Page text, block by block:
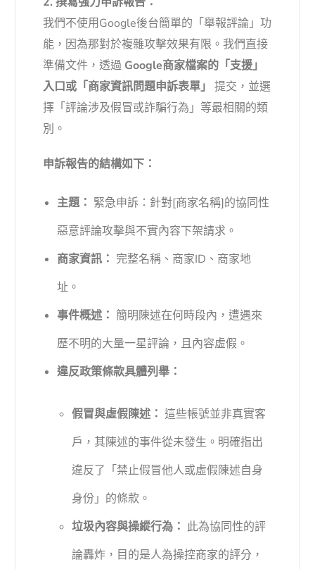
我們不使用Google後台簡單的「舉報評論」功
能，因為那對於複雜攻擊效果有限。我們直接
準備文件，透過 Google商家檔案的「支援」
入口或「商家資訊問題申訴表單」 提交，並選
擇「評論涉及假冒或詐騙行為」等最相關的類
別。
申訴報告的結構如下：
主題： 緊急申訴：針對[商家名稱]的協同性
惡意評論攻擊與不實內容下架請求。
商家資訊： 完整名稱、商家ID、商家地
址。
事件概述： 簡明陳述在何時段內，遭遇來
歷不明的大量一星評論，且內容虛假。
違反政策條款具體列舉：
假冒與虛假陳述： 這些帳號並非真實客
戶，其陳述的事件從未發生。明確指出
違反了「禁止假冒他人或虛假陳述自身
身份」的條款。
垃圾內容與操縱行為： 此為協同性的評
論轟炸，目的是人為操控商家的評分，